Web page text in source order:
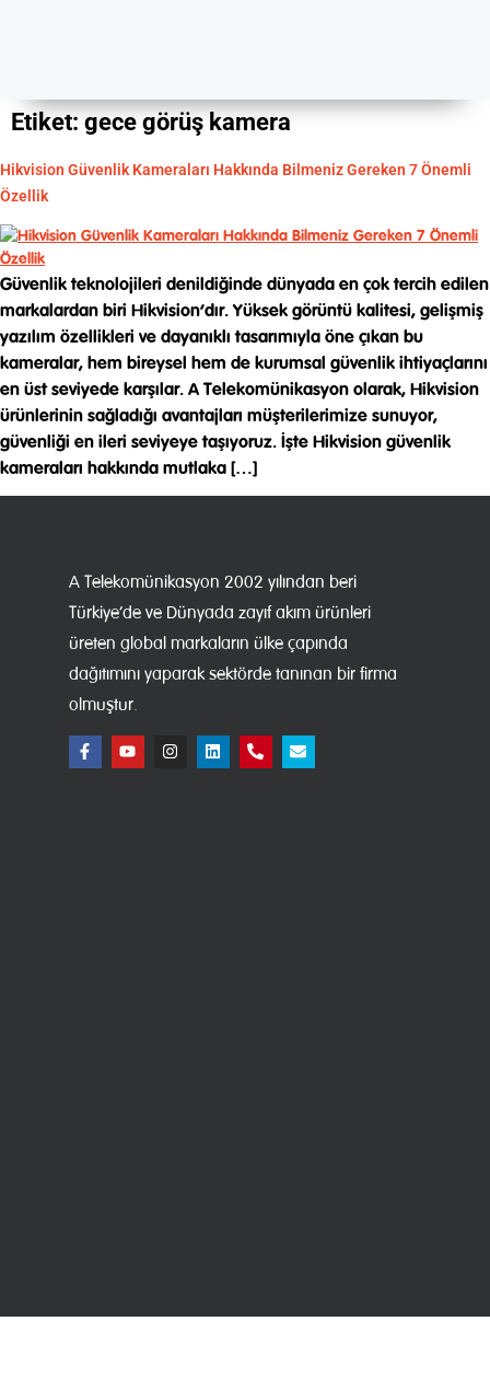
Etiket: gece görüş kamera
Hikvision Güvenlik Kameraları Hakkında Bilmeniz Gereken 7 Önemli
Özellik
Güvenlik teknolojileri denildiğinde dünyada en çok tercih edilen
markalardan biri Hikvision’dır. Yüksek görüntü kalitesi, gelişmiş
yazılım özellikleri ve dayanıklı tasarımıyla öne çıkan bu
kameralar, hem bireysel hem de kurumsal güvenlik ihtiyaçlarını
en üst seviyede karşılar. A Telekomünikasyon olarak, Hikvision
ürünlerinin sağladığı avantajları müşterilerimize sunuyor,
güvenliği en ileri seviyeye taşıyoruz. İşte Hikvision güvenlik
kameraları hakkında mutlaka […]
A Telekomünikasyon 2002 yılından beri
Türkiye’de ve Dünyada zayıf akım ürünleri
üreten global markaların ülke çapında
dağıtımını yaparak sektörde tanınan bir firma
olmuştur.